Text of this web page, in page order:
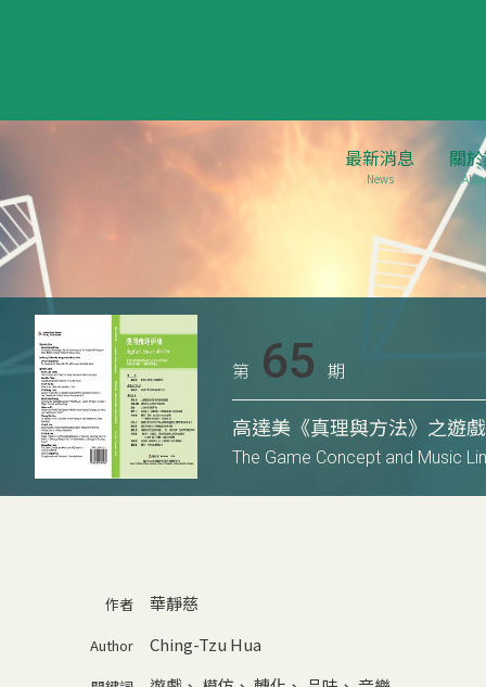
最新消息
News
關
第 65 期
高達美《真理與方法》之遊
The Game Concept and Music
作者 華靜慈
Author Ching-Tzu Hua